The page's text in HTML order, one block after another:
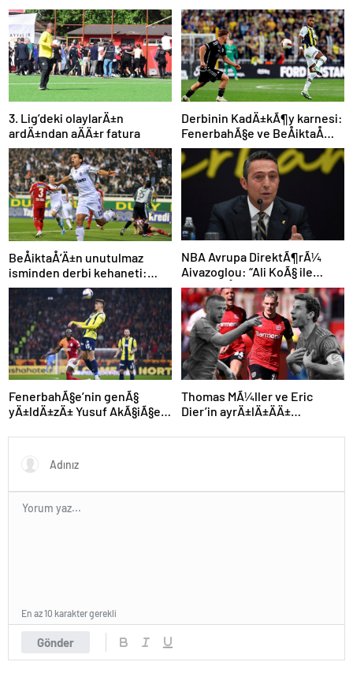
3. Lig’deki olaylarÄ±n
ardÄ±ndan aÄÄ±r fatura
Derbinin KadÄ±kÃ¶y karnesi:
FenerbahÃ§e ve BeÅiktaÅ
iÃ§in dikkat Ã§ekenÂ sayÄ±
BeÅiktaÅ’Ä±n unutulmaz
isminden derbi kehaneti:
“Zor olacak ama kazanacak”
NBA Avrupa DirektÃ¶rÃ¼
Aivazoglou: “Ali KoÃ§ ile
gÃ¶rÃ¼ÅtÃ¼k”
FenerbahÃ§e’nin genÃ§
yÄ±ldÄ±zÄ± Yusuf AkÃ§iÃ§ek
edebilir
Thomas MÃ¼ller ve Eric
Dier’in ayrÄ±lÄ±ÄÄ±
Ã§Ä±lgÄ±n plan
Gönder
En az 10 karakter gerekli